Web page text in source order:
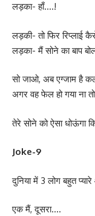
लड़का- हाँ….!
लड़की- तो फिर रिप्लाई
लड़का- मैं सोने का बाप
सो जाओ, अब एग्जाम है
अगर वह फेल हो गया ना
तेरे सोने को ऐसा धोऊंगा
Joke-9
दुनिया में 3 लोग बहुत
एक मैं, दूसरा….